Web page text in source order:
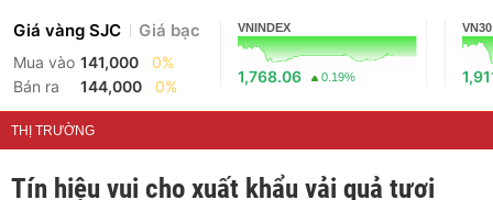
Giá vàng SJC Giá bạc
Mua vào 141,000
0%
Bán ra
144,000 0%
VNINDEX
1,768.06 0.19%
VN30
THỊ TRƯỜNG
Tín hiệu vui cho xuất khẩu vải quả tươi